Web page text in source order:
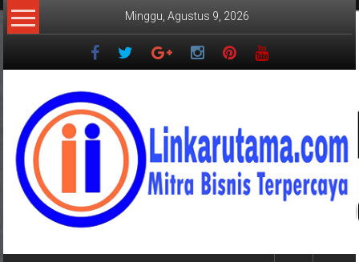
Lompat
ke
Minggu, Agustus 9, 2026
LINKARUTAMA.COM